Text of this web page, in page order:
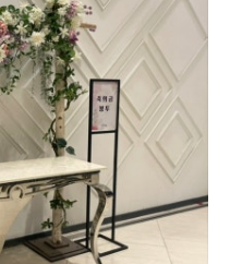
0
+ 네이버플레이스